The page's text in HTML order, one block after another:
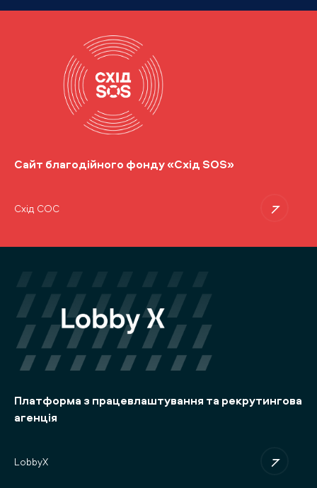
Сайт благодійного фонду «Схід SOS»
Схід СОС
Платформа з працевлаштування та рекрутингова
агенція
LobbyX